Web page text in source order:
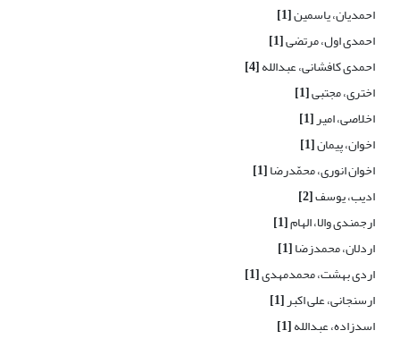
احمدیان، یاسمین[1]
احمدی اول، مرتضی[1]
احمدی کافشانی، عبدالله[4]
اختری، مجتبی[1]
اخلاصی، امیر[1]
اخوان، پیمان[1]
اخوان انوری، محمّدرضا[1]
ادیب، یوسف[2]
ارجمندی والا، الهام[1]
اردلان، محمدزضا[1]
اردی بهشت، محمدمهدی[1]
ارسنجانی، علی اکبر[1]
اسدزاده، عبدالله[1]